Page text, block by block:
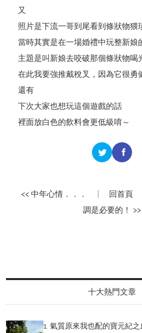
又
照片是下流一哥到尾看到條狀物猥
當時其實是在一場婚禮中玩整新娘
主題是叫新娘去咬破那個條狀物喝
在此我要強推戴稅叉，因為它很勇
還有
下次大家也想玩這個遊戲的話
裡面放白色的飲料會更低級唷～
<< 中年心情．．． 回首頁
調是必要的！ >>
十大熱門文章
1. 氣質原來我也配的寶元紀